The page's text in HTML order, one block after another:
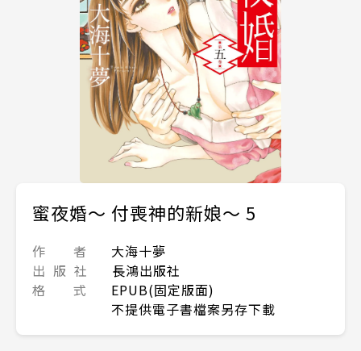
蜜夜婚〜 付喪神的新娘〜 5
作 者
大海十夢
出 版 社
長鴻出版社
格 式
EPUB(固定版面)
不提供電子書檔案另存下載